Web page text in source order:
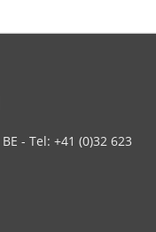
- Tel: +41 (0)32 623